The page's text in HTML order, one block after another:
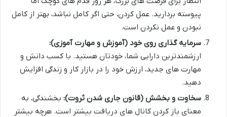
پیوسته بردارید. عمل کردن، حتی اگر کامل نباشد، بهتر از کامل
نبودن و عمل نکردن است.
سرمایه گذاری روی خود (آموزش و مهارت آموزی):
ارزشمندترین دارایی شما، خودتان هستید. با کسب دانش و
مهارت های جدید، ارزش خود را در بازار کار و زندگی افزایش
دهید.
سخاوت و بخشش (قانون جاری شدن ثروت): بخشندگی، به
معنای باز کردن کانال های دریافت بیشتر است. هرچه بیشتر